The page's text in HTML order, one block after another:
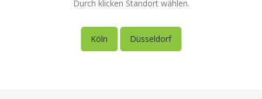
Durch klicken Standort wählen.
Köln Düsseldorf